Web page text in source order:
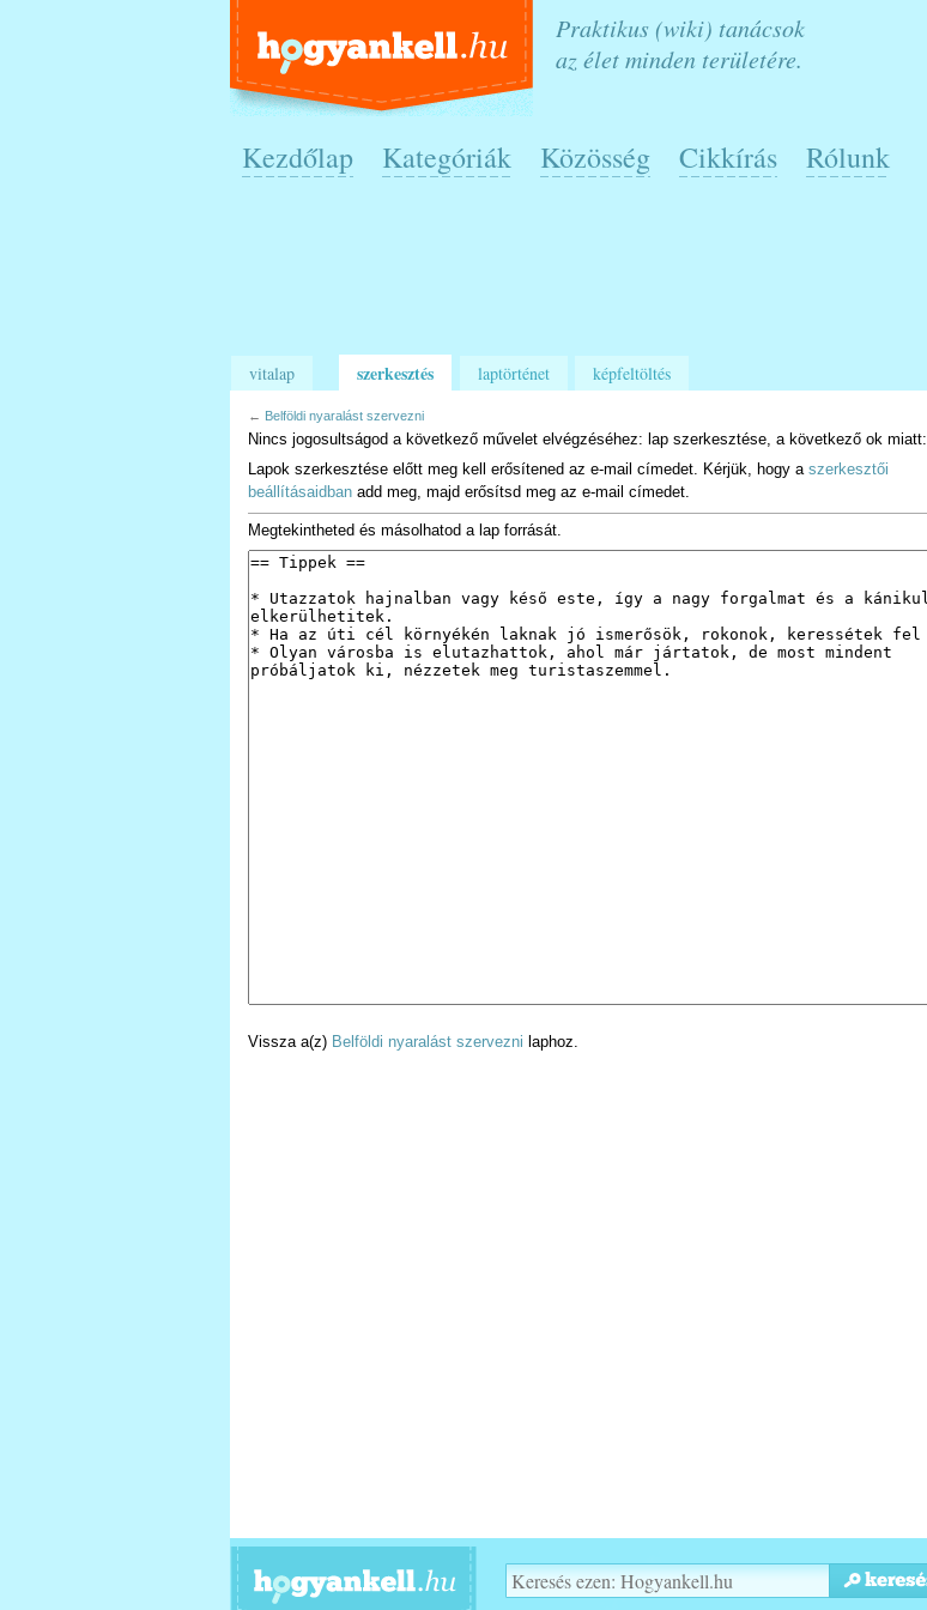
Praktikus (wiki) tanácsok
az élet minden területére.
Kezdőlap Kategóriák Közösség Cikkírás Rólunk
vitalap szerkesztés laptörténet képfeltöltés
← Belföldi nyaralást szervezni
Nincs jogosultságod a következő művelet elvégzéséhez: lap szerkesztése, a következő ok miatt:
Lapok szerkesztése előtt meg kell erősítened az e-mail címedet. Kérjük, hogy a szerkesztői
beállításaidban add meg, majd erősítsd meg az e-mail címedet.
Megtekintheted és másolhatod a lap forrását.
Vissza a(z) Belföldi nyaralást szervezni laphoz.